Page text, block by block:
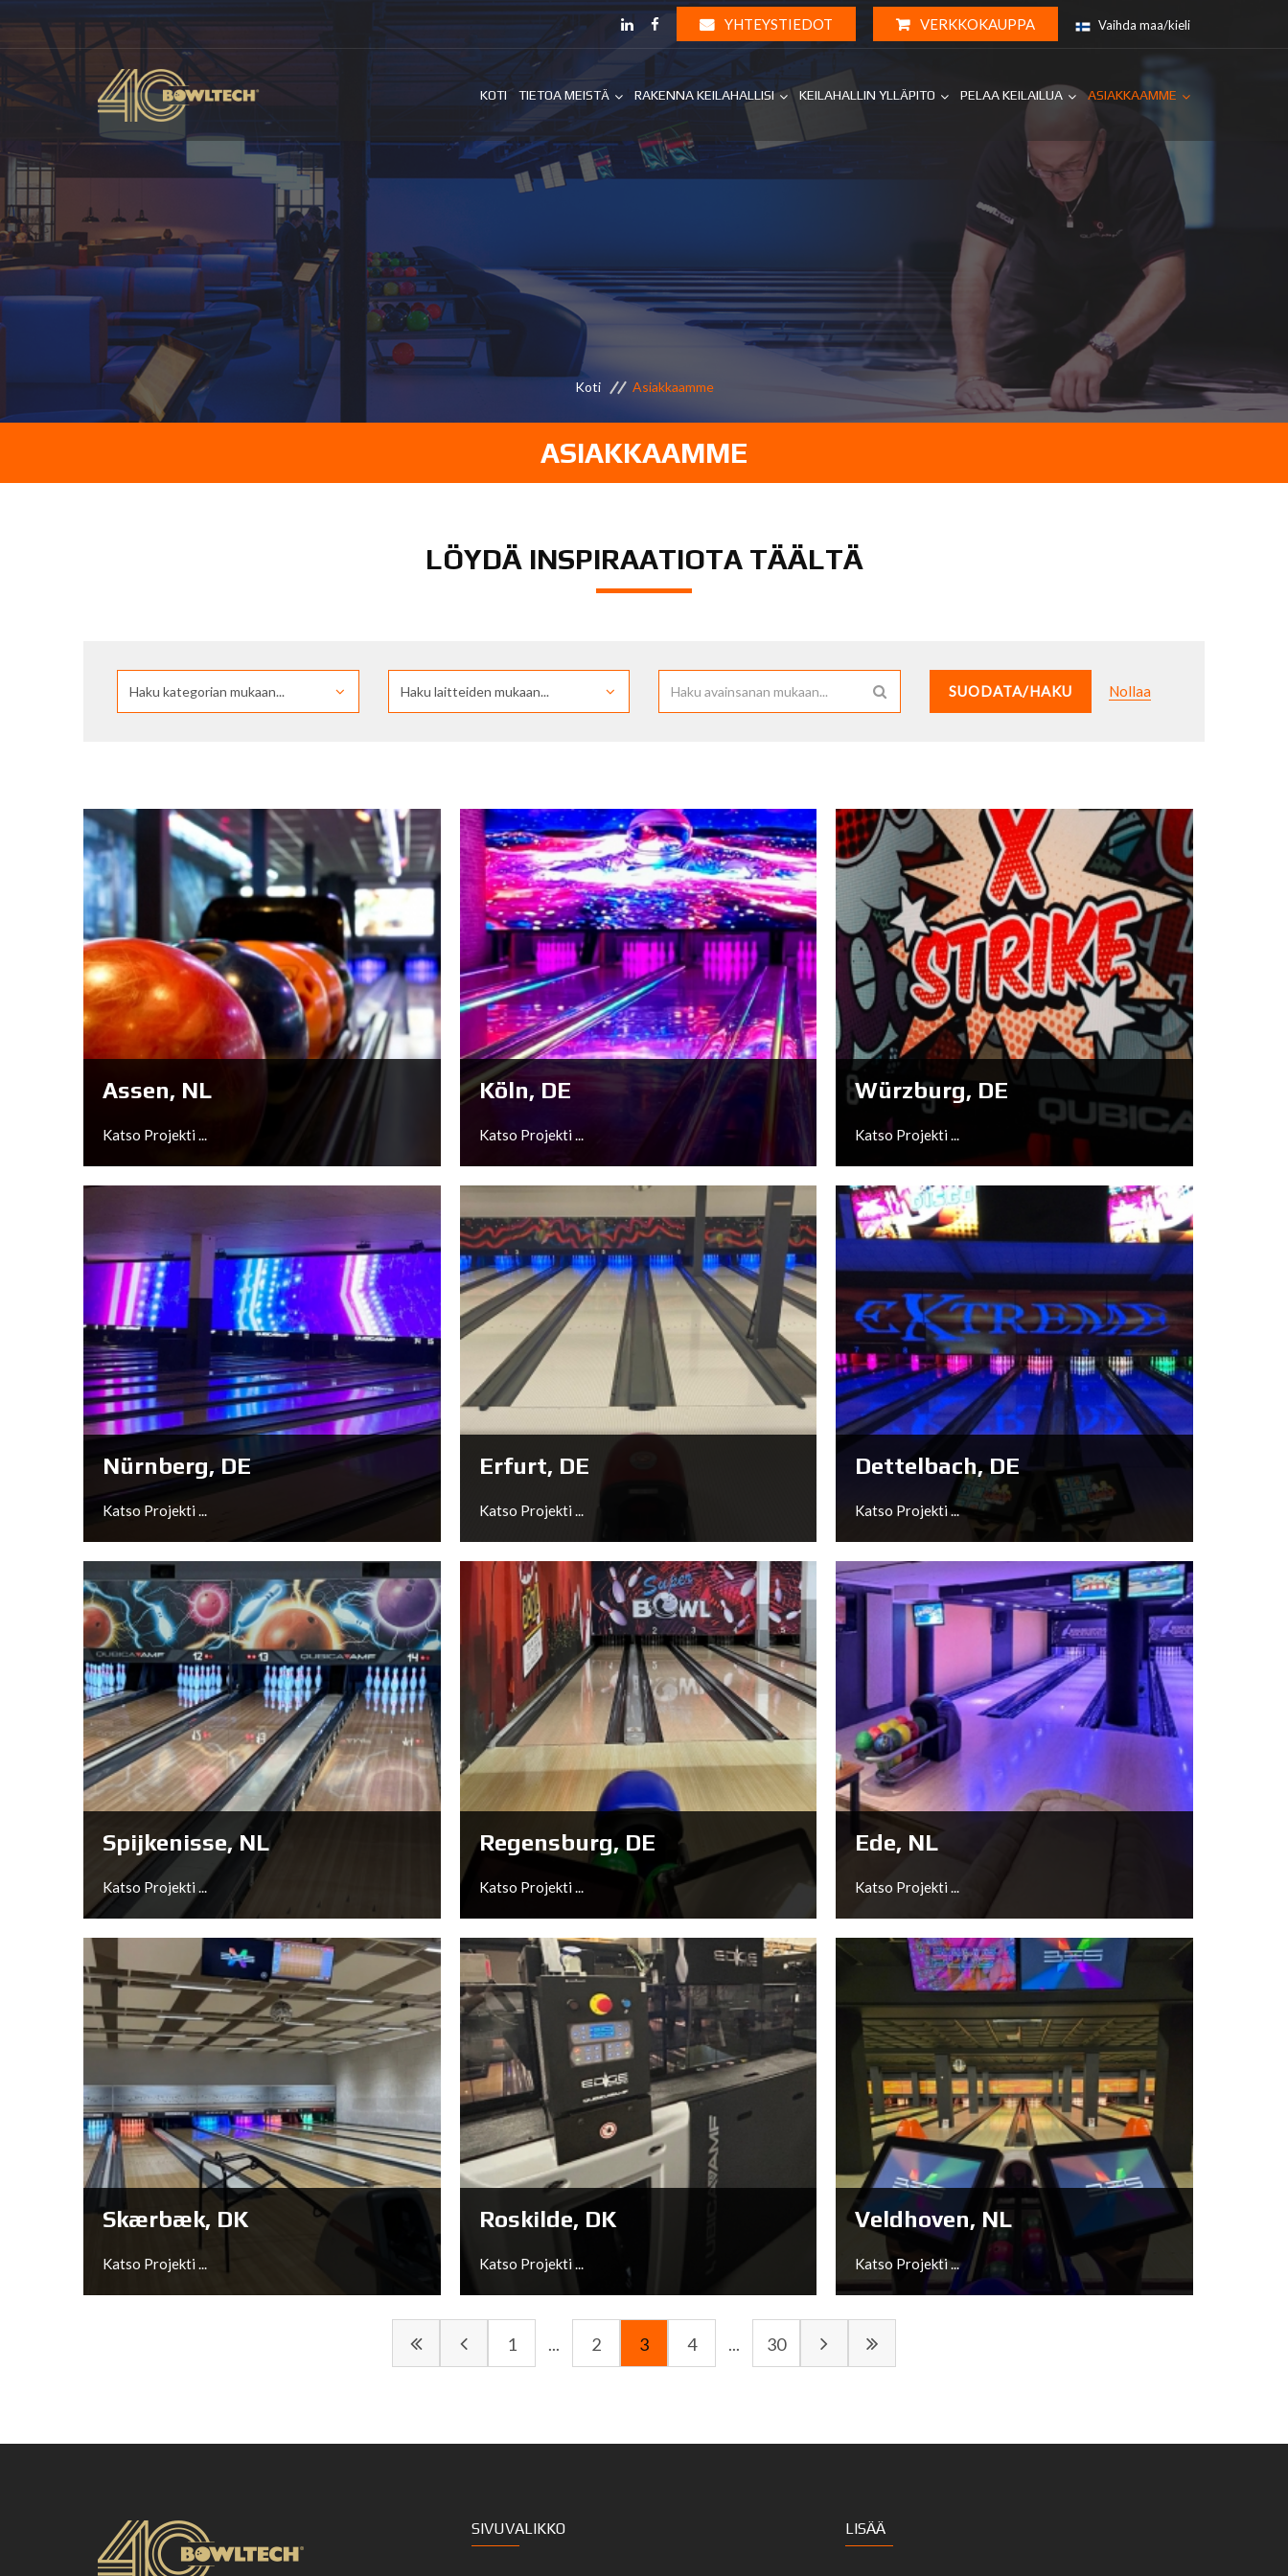
YHTEYSTIEDOT VERKKOKAUPPA Vaihda maa/kieli
KOTI TIETOA MEISTÄ RAKENNA KEILAHALLISI KEILAHALLIN YLLÄPITO PELAA KEILAILUA ASIAKKAAMME
Koti Asiakkaamme
ASIAKKAAMME
LÖYDÄ INSPIRAATIOTA TÄÄLTÄ
SUODATA/HAKU Nollaa
Assen, NL
Katso Projekti ...
Assen, NL
Katso Projekti ...
Köln, DE
Katso Projekti ...
Köln, DE
Katso Projekti ...
Würzburg, DE
Katso Projekti ...
Würzburg, DE
Katso Projekti ...
Nürnberg, DE
Katso Projekti ...
Nürnberg, DE
Katso Projekti ...
Erfurt, DE
Katso Projekti ...
Erfurt, DE
Katso Projekti ...
Dettelbach, DE
Katso Projekti ...
Dettelbach, DE
Katso Projekti ...
Spijkenisse, NL
Katso Projekti ...
Spijkenisse, NL
Katso Projekti ...
Regensburg, DE
Katso Projekti ...
Regensburg, DE
Katso Projekti ...
Ede, NL
Katso Projekti ...
Ede, NL
Katso Projekti ...
Skærbæk, DK
Katso Projekti ...
Katso Projekti ...
Roskilde, DK
Katso Projekti ...
Katso Projekti ...
Veldhoven, NL
Katso Projekti ...
Katso Projekti ...
1 ... 2 3 4 ... 30
SIVUVALIKKO LISÄÄ